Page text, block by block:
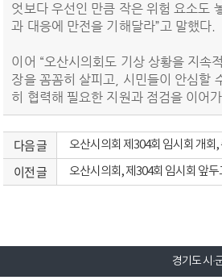
엇보다 우선인 만큼 작은 위험 요소도
과 대응에 만전을 기해달라”고 말했다.
이어 “오산시의회도 기상 상황을 지속
장을 꼼꼼히 살피고, 시민들이 안심할
히 협력해 필요한 지원과 점검을 이어
다음 글 오산시의회 제304회 임시회 개회
이전 글 오산시의회, 제304회 임시회 앞두
경기도 시·